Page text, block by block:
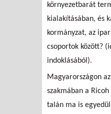
környezetbarát
kialakításában, és
kormányzat, az
csoportok között?
indoklásából).
Magyarországon
szakmában a
talán ma is